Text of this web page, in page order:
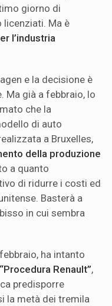
giorno di
licenziati. Ma è
l’industria
e la decisione è
già a febbraio, lo
che la
di auto
a Bruxelles,
della produzione
a quanto
di ridurre i costi ed
Basterà a
in cui sembra
ha intanto
Renault”,
predisporre
la metà dei tremila